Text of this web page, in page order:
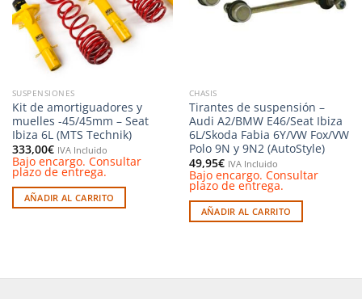
SUSPENSIONES
Kit de amortiguadores y
muelles -45/45mm – Seat
Ibiza 6L (MTS Technik)
333,00€ IVA Incluido
Bajo encargo. Consultar
plazo de entrega.
AÑADIR AL CARRITO
CHASIS
Tirantes de suspensión –
Audi A2/BMW E46/Seat Ibiza
6L/Skoda Fabia 6Y/VW Fox/VW
Polo 9N y 9N2 (AutoStyle)
49,95€ IVA Incluido
Bajo encargo. Consultar
plazo de entrega.
AÑADIR AL CARRITO